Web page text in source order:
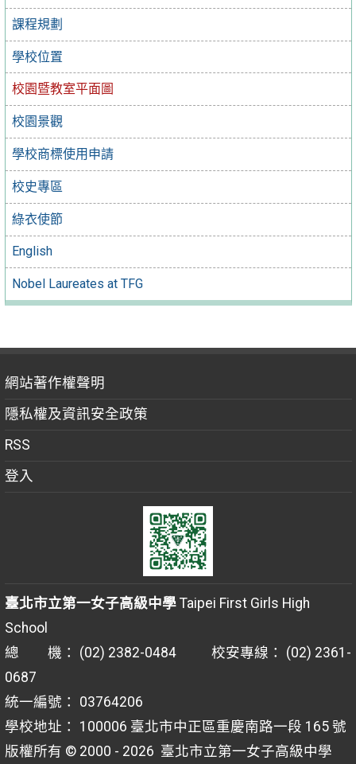
課程規劃
學校位置
校園暨教室平面圖
校園景觀
學校商標使用申請
校史專區
綠衣使節
English
Nobel Laureates at TFG
網站著作權聲明
隱私權及資訊安全政策
RSS
登入
臺北市立第一女子高級中學Taipei First Girls High
School
總 機： (02) 2382-0484 校安專線： (02) 2361-
0687
統一編號： 03764206
學校地址： 100006 臺北市中正區重慶南路一段 165 號
版權所有 © 2000 - 2026 臺北市立第一女子高級中學